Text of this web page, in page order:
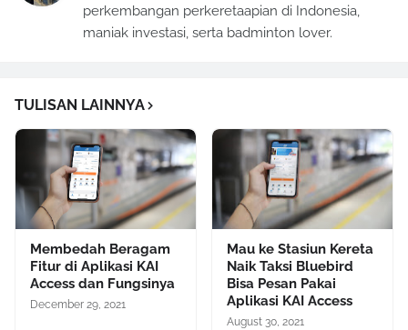
perkembangan perkeretaapian di Indonesia,
maniak investasi, serta badminton lover.
TULISAN LAINNYA
Membedah Beragam
Fitur di Aplikasi KAI
Access dan Fungsinya
December 29, 2021
Mau ke Stasiun Kereta
Naik Taksi Bluebird
Bisa Pesan Pakai
Aplikasi KAI Access
August 30, 2021